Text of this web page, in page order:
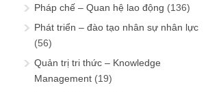
Pháp chế – Quan hệ lao động (136)
Phát triển – đào tạo nhân sự nhân lực
(56)
Quản trị tri thức – Knowledge
Management (19)